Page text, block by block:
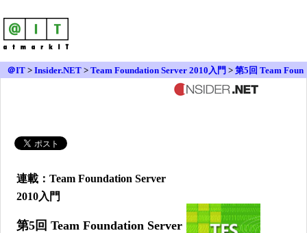
＠IT > Insider.NET > Team Foundation Server 2010入門 > 第5回 Team Foun
dation Server 2010 自動ビルドの便利機能を使いこなそう
連載：Team Foundation Server
2010入門
第5回 Team Foundation Server